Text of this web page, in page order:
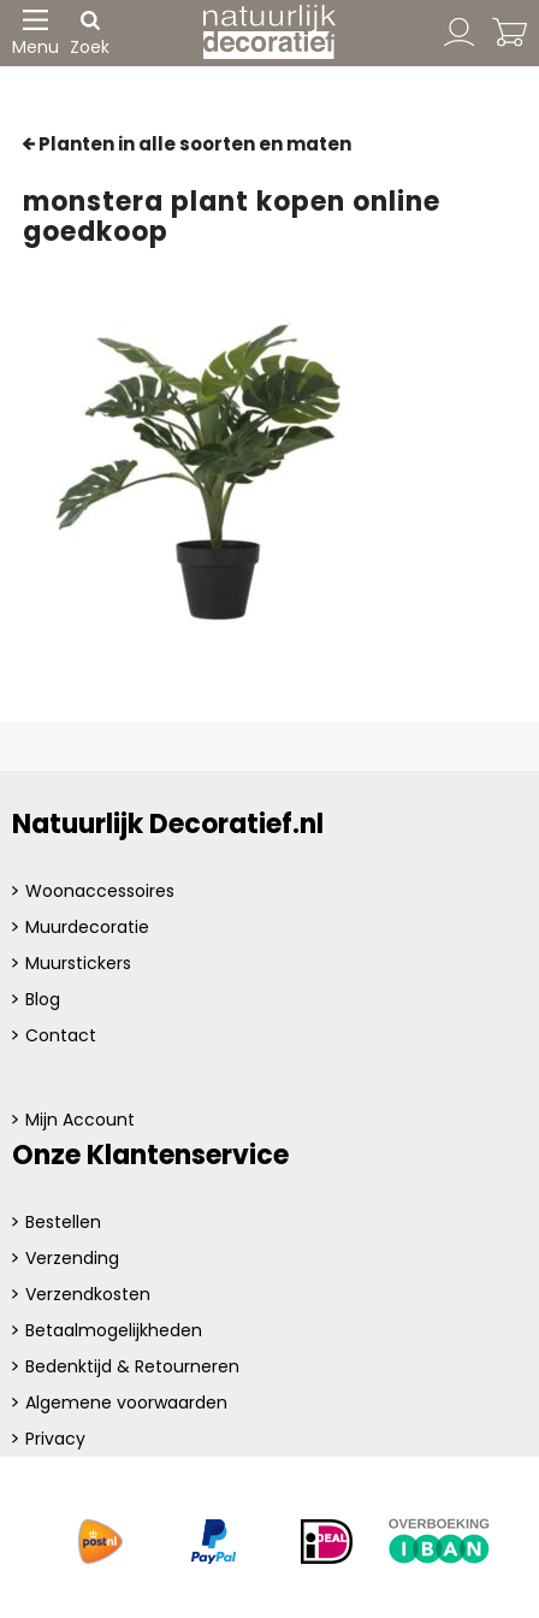
Menu Zoek
Planten in alle soorten en maten
monstera plant kopen online
goedkoop
Natuurlijk Decoratief.nl
Woonaccessoires
Muurdecoratie
Muurstickers
Blog
Contact
Mijn Account
Onze Klantenservice
Bestellen
Verzending
Verzendkosten
Betaalmogelijkheden
Bedenktijd & Retourneren
Algemene voorwaarden
Privacy